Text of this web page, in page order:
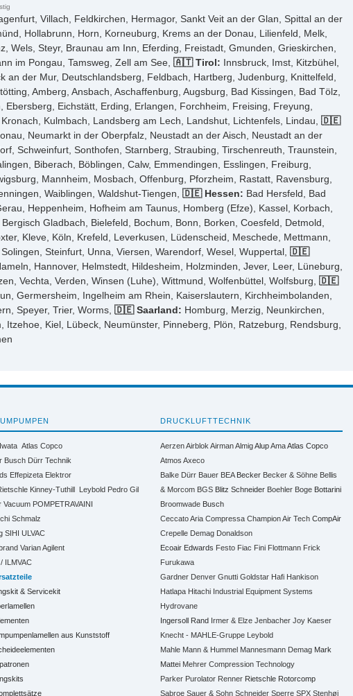
Villach, Feldkirchen, Hermagor, Sankt Veit an der Glan, Spittal an der
Hollabrunn, Horn, Korneuburg, Krems an der Donau, Lilienfeld, Melk,
Wels, Steyr, Braunau am Inn, Eferding, Freistadt, Gmunden, Grieskirchen,
im Pongau, Tamsweg, Zell am See, 🇦🇹 Tirol: Innsbruck, Imst, Kitzbühel,
an der Mur, Deutschlandsberg, Feldbach, Hartberg, Judenburg, Knittelfeld,
Amberg, Ansbach, Aschaffenburg, Augsburg, Bad Kissingen, Bad Tölz,
Eichstätt, Erding, Erlangen, Forchheim, Freising, Freyung,
Kulmbach, Landsberg am Lech, Landshut, Lichtenfels, Lindau, 🇩🇪
Neumarkt in der Oberpfalz, Neustadt an der Aisch, Neustadt an der
Schweinfurt, Sonthofen, Starnberg, Straubing, Tirschenreuth, Traunstein,
Biberach, Böblingen, Calw, Emmendingen, Esslingen, Freiburg,
Mannheim, Mosbach, Offenburg, Pforzheim, Rastatt, Ravensburg,
Waiblingen, Waldshut-Tiengen, 🇩🇪 Hessen: Bad Hersfeld, Bad
Heppenheim, Hofheim am Taunus, Homberg (Efze), Kassel, Korbach,
Gladbach, Bielefeld, Bochum, Bonn, Borken, Coesfeld, Detmold,
Kleve, Köln, Krefeld, Leverkusen, Lüdenscheid, Meschede, Mettmann,
Steinfurt, Unna, Viersen, Warendorf, Wesel, Wuppertal, 🇩🇪
Hannover, Helmstedt, Hildesheim, Holzminden, Jever, Leer, Lüneburg,
Vechta, Verden, Winsen (Luhe), Wittmund, Wolfenbüttel, Wolfsburg, 🇩🇪
Germersheim, Ingelheim am Rhein, Kaiserslautern, Kirchheimbolanden,
Speyer, Trier, Worms, 🇩🇪 Saarland: Homburg, Merzig, Neunkirchen,
Kiel, Lübeck, Neumünster, Pinneberg, Plön, Ratzeburg, Rendsburg,
Atlas Copco
Busch Dürr Technik
Effepizeta Elektror
Kinney-Tuthill Leybold Pedro Gil
Vacuum POMPETRAVAINI
Schmalz
SIHI ULVAC
Varian Agilent
ILMVAC
& Servicekit
aus Kunststoff
DRUCKLUFTTECHNIK
AerzenAirblok AirmanAlmigAlupAmaAtlas Copco
Atmos Axeco
Balke Dürr Bauer BEA Becker Becker & Söhne Bellis
& Morcom BGS Blitz Schneider Boehler Boge Bottarini
Broomwade Busch
Ceccato Aria Compressa Champion Air Tech CompAir
Crepelle Demag Donaldson
Ecoair Edwards Festo Fiac Fini Flottmann Frick
Furukawa
Gardner Denver Gnutti Goldstar Hafi Hankison
Hatlapa Hitachi Industrial Equipment Systems
Hydrovane
Ingersoll Rand Irmer & Elze Jenbacher Joy Kaeser
Knecht - MAHLE-Gruppe Leybold
Mahle Mann & Hummel Mannesmann Demag Mark
Mattei Mehrer Compression Technology
Parker Purolator Renner Rietschle Rotorcomp
Sabroe Sauer & Sohn Schneider Sperre SPX Stenhøj